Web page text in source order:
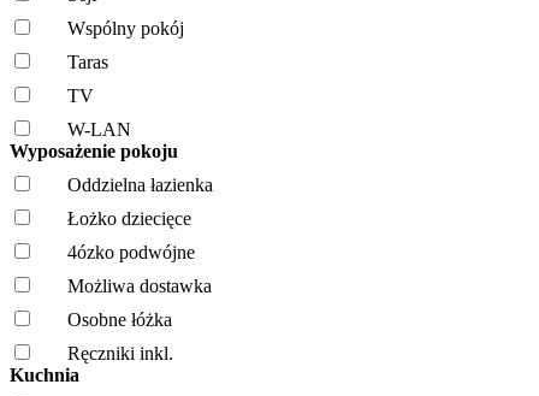
Wspólny pokój
Taras
TV
W-LAN
Wyposażenie pokoju
Oddzielna łazienka
Łożko dziecięce
4ózko podwójne
Możliwa dostawka
Osobne łóżka
Ręczniki inkl.
Kuchnia